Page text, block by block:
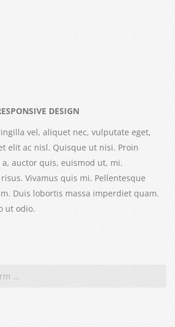
DESIGN
vel, aliquet nec, vulputate eget,
elit ac nisl. Quisque ut nisi. Proin
auctor quis, euismod ut, mi.
Vivamus quis mi. Pellentesque
Duis lobortis massa imperdiet quam.
ut odio.